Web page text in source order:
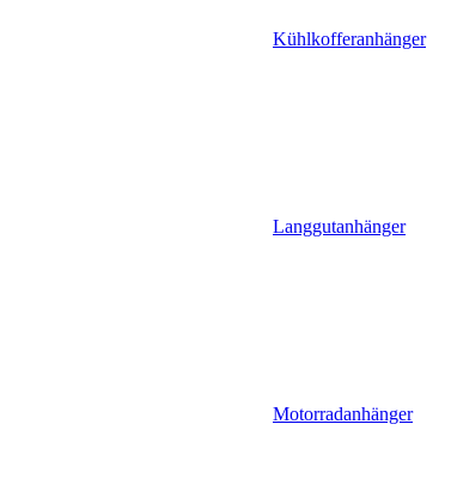
Kühlkofferanhänger
Langgutanhänger
Motorradanhänger